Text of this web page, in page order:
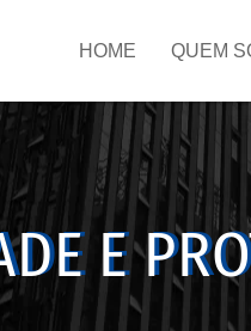
HOME
QUEM
E